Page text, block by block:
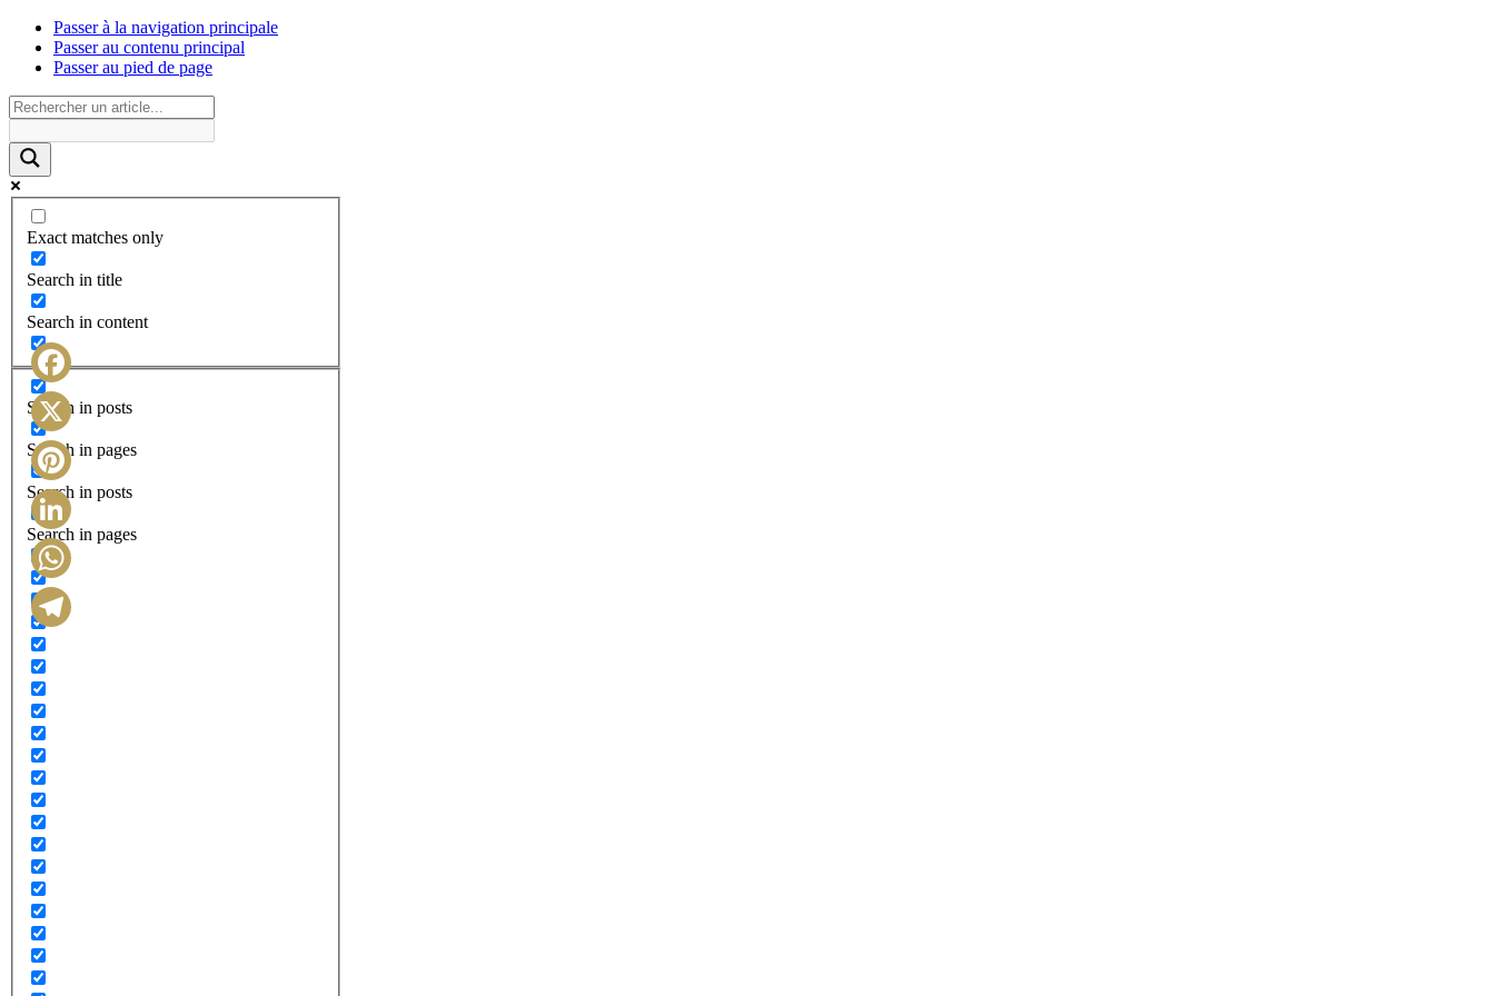
Passer à la navigation principale
Passer au contenu principal
Passer au pied de page
Exact matches only
Search in title
Search in content
Search in posts
Search in pages
Search in posts
Search in pages
Facebook
X
Pinterest
LinkedIn
WhatsApp
Telegram